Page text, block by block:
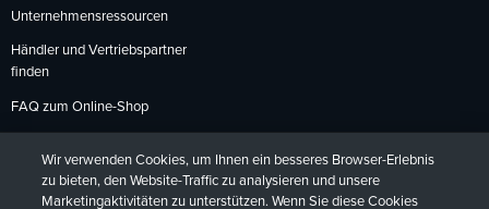
Unternehmensressourcen
Händler und Vertriebspartner
finden
FAQ zum Online-Shop
Rückgabebedingungen
Wir verwenden Cookies, um Ihnen ein besseres Browser-Erlebnis
zu bieten, den Website-Traffic zu analysieren und unsere
Marketingaktivitäten zu unterstützen. Wenn Sie diese Cookies